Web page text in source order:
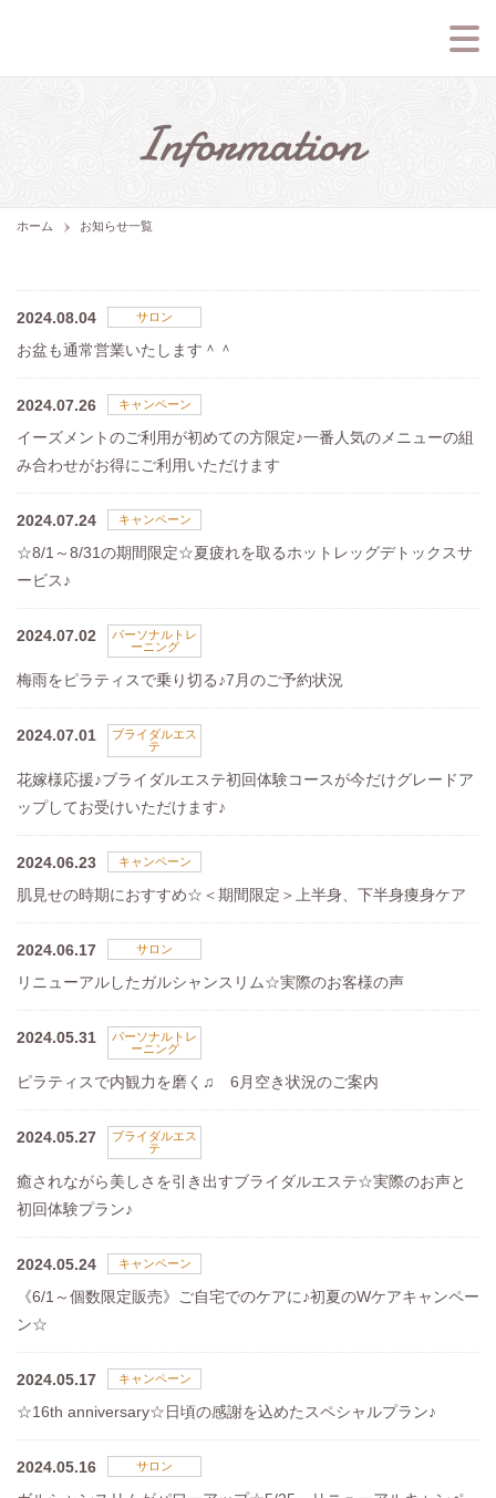
ホーム お知らせ一覧
2024.08.04 サロン
お盆も通常営業いたします＾＾
2024.07.26 キャンペーン
イーズメントのご利用が初めての方限定♪一番人気のメニューの組
み合わせがお得にご利用いただけます
2024.07.24 キャンペーン
☆8/1～8/31の期間限定☆夏疲れを取るホットレッグデトックスサ
ービス♪
2024.07.02
パーソナルトレ
ーニング
梅雨をピラティスで乗り切る♪7月のご予約状況
2024.07.01
ブライダルエス
テ
花嫁様応援♪ブライダルエステ初回体験コースが今だけグレードア
ップしてお受けいただけます♪
2024.06.23 キャンペーン
肌見せの時期におすすめ☆＜期間限定＞上半身、下半身痩身ケア
2024.06.17 サロン
リニューアルしたガルシャンスリム☆実際のお客様の声
2024.05.31
パーソナルトレ
ーニング
ピラティスで内観力を磨く♫ 6月空き状況のご案内
2024.05.27
ブライダルエス
テ
癒されながら美しさを引き出すブライダルエステ☆実際のお声と
初回体験プラン♪
2024.05.24 キャンペーン
《6/1～個数限定販売》ご自宅でのケアに♪初夏のWケアキャンペー
ン☆
2024.05.17 キャンペーン
☆16th anniversary☆日頃の感謝を込めたスペシャルプラン♪
2024.05.16 サロン